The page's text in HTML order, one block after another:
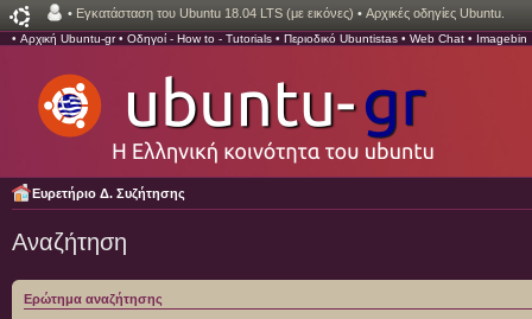
• Εγκατάσταση του Ubuntu 18.04 LTS (με εικόνες) • Αρχικές οδηγίες Ubuntu.
• Αρχική Ubuntu-gr• Οδηγοί - How to - Tutorials • Περιοδικό Ubuntistas • Web Chat • Imagebin
Ευρετήριο Δ. Συζήτησης
Αναζήτηση
Ερώτημα αναζήτησης